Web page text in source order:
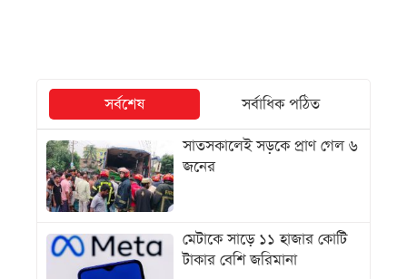
সর্বশেষ
সর্বাধিক পঠিত
সাতসকালেই সড়কে প্রাণ গেল ৬
জনের
মেটাকে সাড়ে ১১ হাজার কোটি
টাকার বেশি জরিমানা